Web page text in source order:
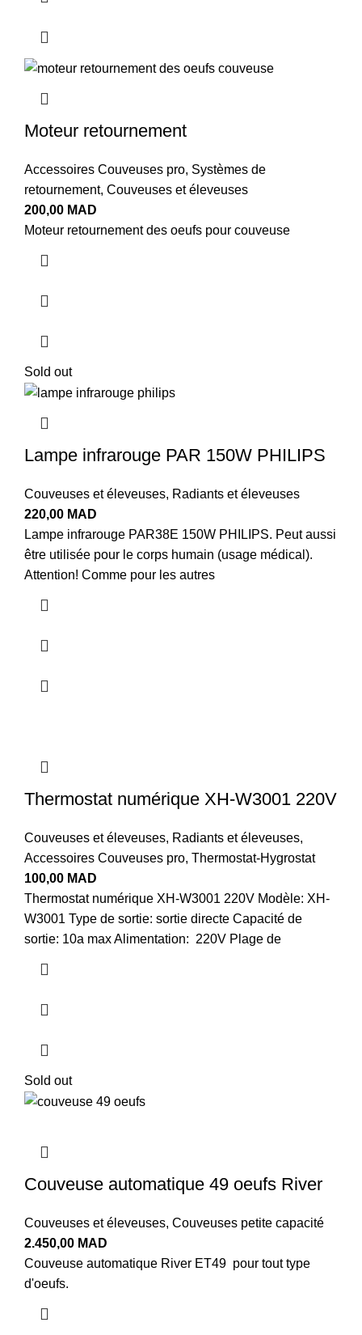
Moteur retournement
Accessoires Couveuses pro, Systèmes de
retournement, Couveuses et éleveuses
200,00 MAD
Moteur retournement des oeufs pour couveuse
Sold out
Lampe infrarouge PAR 150W PHILIPS
Couveuses et éleveuses, Radiants et éleveuses
220,00 MAD
Lampe infrarouge PAR38E 150W PHILIPS. Peut aussi
être utilisée pour le corps humain (usage médical).
Attention! Comme pour les autres
Thermostat numérique XH-W3001 220V
Couveuses et éleveuses, Radiants et éleveuses,
Accessoires Couveuses pro, Thermostat-Hygrostat
100,00 MAD
Thermostat numérique XH-W3001 220V Modèle: XH-
W3001 Type de sortie: sortie directe Capacité de
sortie: 10a max Alimentation: 220V Plage de
Sold out
Couveuse automatique 49 oeufs River
Couveuses et éleveuses, Couveuses petite capacité
2.450,00 MAD
Couveuse automatique River ET49 pour tout type
d'oeufs.